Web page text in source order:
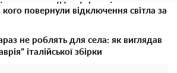
кого повернули відключення світла за
не роблять для села: як виглядав
італійської збірки